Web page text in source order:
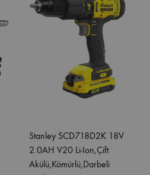
Stanley SCD718D2K 18V
2.0AH V20 Li-Ion,Çift
Akülü,Kömürlü,Darbeli